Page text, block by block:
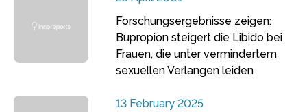
Forschungsergebnisse zeigen:
Bupropion steigert die Libido bei
Frauen, die unter vermindertem
sexuellen Verlangen leiden
13 February 2025